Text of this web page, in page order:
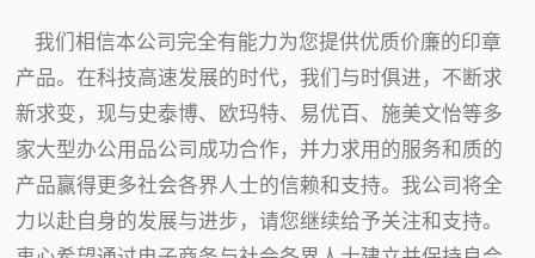
我们相信本公司完全有能力为您提供优质价廉的印章
产品。在科技高速发展的时代，我们与时俱进，不断求
新求变，现与史泰博、欧玛特、易优百、施美文怡等多
家大型办公用品公司成功合作，并力求用的服务和质的
产品赢得更多社会各界人士的信赖和支持。我公司将全
力以赴自身的发展与进步，请您继续给予关注和支持。